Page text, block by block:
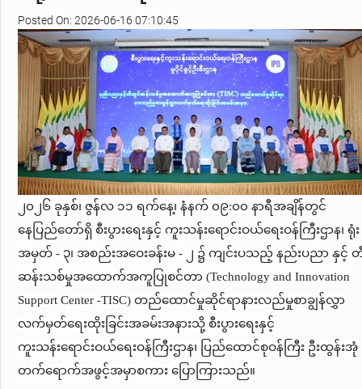
Posted On: 2026-06-16 07:10:45
၂၀၂၆ ခုနှစ်၊ ဇွန်လ ၁၁ ရက်နေ့၊ နံနက် ၀၉:၀၀ နာရီအချိန်တွင်
နေပြည်တော်ရှိ စီးပွားရေးနှင့် ကူးသန်းရောင်းဝယ်ရေးဝန်ကြီးဌာန၊ ရုံး
အမှတ် - ၃၊ အစည်းအဝေးခန်းမ - ၂ ၌ ကျင်းပသည့် နည်းပညာ နှင့်
ဆန်းသစ်မှုအထောက်အကူပြုစင်တာ (Technology and Innovation
Support Center -TISC) တည်ထောင်မှုဆိုင်ရာနားလည်မှုစာချွန်လွှာ
လက်မှတ်ရေးထိုးခြင်းအခမ်းအနားသို့ စီးပွားရေးနှင့်
ကူးသန်းရောင်းဝယ်ရေးဝန်ကြီးဌာန၊ ပြည်ထောင်စုဝန်ကြီး ဦးထွန်းအုံ
တက်ရောက်အဖွင့်အမှာစကား ပြောကြားသည်။